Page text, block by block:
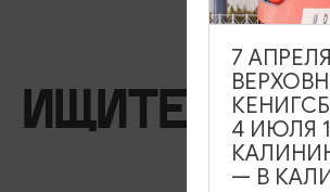
ИЩИТЕ
7
4 ИЮЛЯ
— В